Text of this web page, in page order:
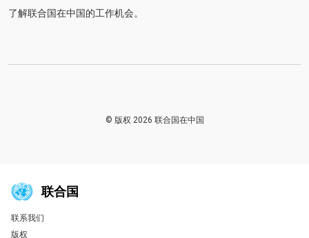
了解联合国在中国的工作机会。
© 版权 2026 联合国在中国
联合国
Global U.N. menu
联系我们
版权